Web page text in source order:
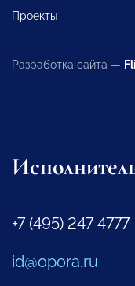
Проекты
Разработка сайта —
+7 (495) 247 4777
id@opora.ru